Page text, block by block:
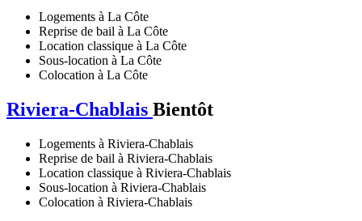
Logements à La Côte
Reprise de bail à La Côte
Location classique à La Côte
Sous-location à La Côte
Colocation à La Côte
Riviera-Chablais Bientôt
Logements à Riviera-Chablais
Reprise de bail à Riviera-Chablais
Location classique à Riviera-Chablais
Sous-location à Riviera-Chablais
Colocation à Riviera-Chablais